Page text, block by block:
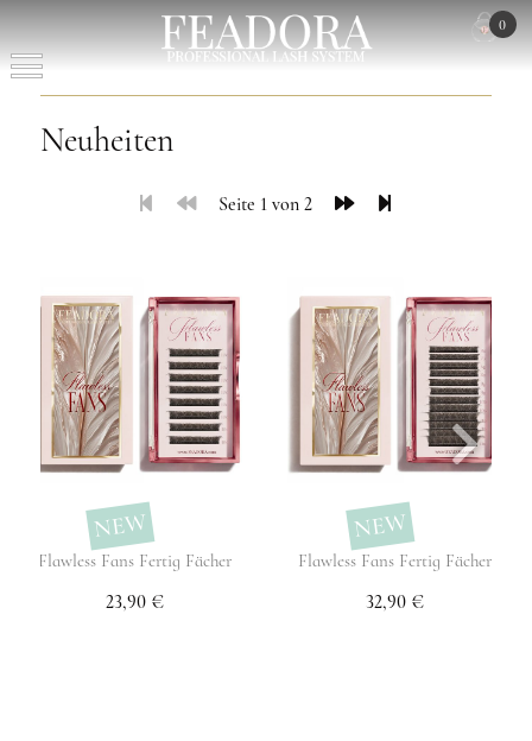
0
Neuheiten
Seite 1 von 2
NEW
Flawless Fans Fertig Fächer
23,90 €
NEW
Flawless Fans Fertig Fächer
32,90 €